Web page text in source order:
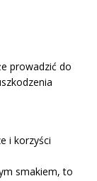
prowadzić do
i korzyści
smakiem, to